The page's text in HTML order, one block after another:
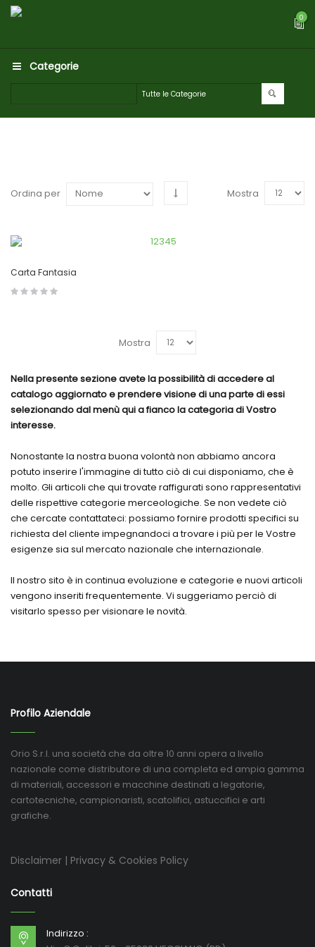
0
Categorie
Ordina per Mostra
Carta Fantasia
Mostra
Nella presente sezione avete la possibilità di accedere al
catalogo aggiornato e prendere visione di una parte di essi
selezionando dal menù qui a fianco la categoria di Vostro
interesse.
Nonostante la nostra buona volontà non abbiamo ancora
potuto inserire l'immagine di tutto ciò di cui disponiamo, che è
molto. Gli articoli che qui trovate raffigurati sono rappresentativi
delle rispettive categorie merceologiche. Se non vedete ciò
che cercate contattateci: possiamo fornire prodotti specifici su
richiesta del cliente impegnandoci a trovare i più per le Vostre
esigenze sia sul mercato nazionale che internazionale.
Il nostro sito è in continua evoluzione e categorie e nuovi articoli
vengono inseriti frequentemente. Vi suggeriamo perciò di
visitarlo spesso per visionare le novità.
Profilo Aziendale
Orio S.r.l. una società che da oltre 10 anni opera a livello
nazionale come distributore di una completa ed ampia gamma
di materiali, accessori e macchine destinati a legatorie,
cartotecniche, campionaristi, scatolifici, astuccifici e arti
grafiche.
Disclaimer | Privacy & Cookies Policy
Contatti
Indirizzo :